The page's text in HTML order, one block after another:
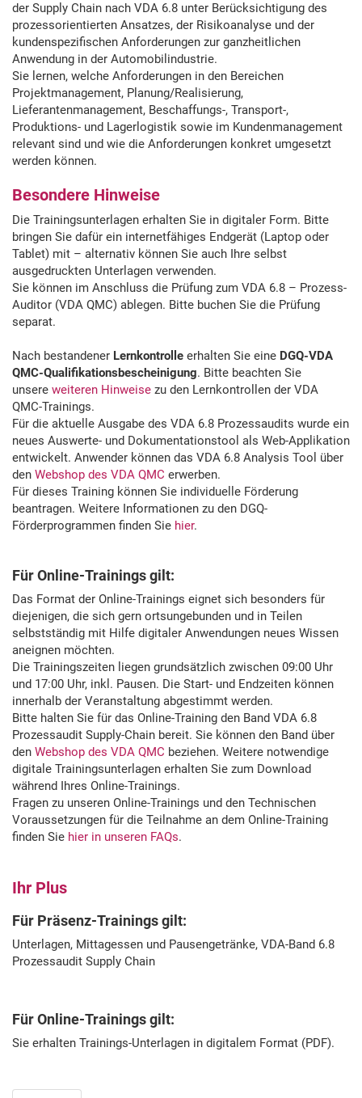
der Supply Chain nach VDA 6.8 unter Berücksichtigung des
prozessorientierten Ansatzes, der Risikoanalyse und der
kundenspezifischen Anforderungen zur ganzheitlichen
Anwendung in der Automobilindustrie.
Sie lernen, welche Anforderungen in den Bereichen
Projektmanagement, Planung/Realisierung,
Lieferantenmanagement, Beschaffungs-, Transport-,
Produktions- und Lagerlogistik sowie im Kundenmanagement
relevant sind und wie die Anforderungen konkret umgesetzt
werden können.
Besondere Hinweise
Die Trainingsunterlagen erhalten Sie in digitaler Form. Bitte
bringen Sie dafür ein internetfähiges Endgerät (Laptop oder
Tablet) mit – alternativ können Sie auch Ihre selbst
ausgedruckten Unterlagen verwenden.
Sie können im Anschluss die Prüfung zum VDA 6.8 – Prozess-
Auditor (VDA QMC) ablegen. Bitte buchen Sie die Prüfung
separat.
Nach bestandener Lernkontrolle erhalten Sie eine DGQ-VDA
QMC-Qualifikationsbescheinigung. Bitte beachten Sie
unsere weiteren Hinweise zu den Lernkontrollen der VDA
QMC-Trainings.
Für die aktuelle Ausgabe des VDA 6.8 Prozessaudits wurde ein
neues Auswerte- und Dokumentationstool als Web-Applikation
entwickelt. Anwender können das VDA 6.8 Analysis Tool über
den Webshop des VDA QMC erwerben.
Für dieses Training können Sie individuelle Förderung
beantragen. Weitere Informationen zu den DGQ-
Förderprogrammen finden Sie hier.
Für Online-Trainings gilt:
Das Format der Online-Trainings eignet sich besonders für
diejenigen, die sich gern ortsungebunden und in Teilen
selbstständig mit Hilfe digitaler Anwendungen neues Wissen
aneignen möchten.
Die Trainingszeiten liegen grundsätzlich zwischen 09:00 Uhr
und 17:00 Uhr, inkl. Pausen. Die Start- und Endzeiten können
innerhalb der Veranstaltung abgestimmt werden.
Bitte halten Sie für das Online-Training den Band VDA 6.8
Prozessaudit Supply-Chain bereit. Sie können den Band über
den Webshop des VDA QMC beziehen. Weitere notwendige
digitale Trainingsunterlagen erhalten Sie zum Download
während Ihres Online-Trainings.
Fragen zu unseren Online-Trainings und den Technischen
Voraussetzungen für die Teilnahme an dem Online-Training
finden Sie hier in unseren FAQs.
Ihr Plus
Für Präsenz-Trainings gilt:
Unterlagen, Mittagessen und Pausengetränke, VDA-Band 6.8
Prozessaudit Supply Chain
Für Online-Trainings gilt:
Sie erhalten Trainings-Unterlagen in digitalem Format (PDF).